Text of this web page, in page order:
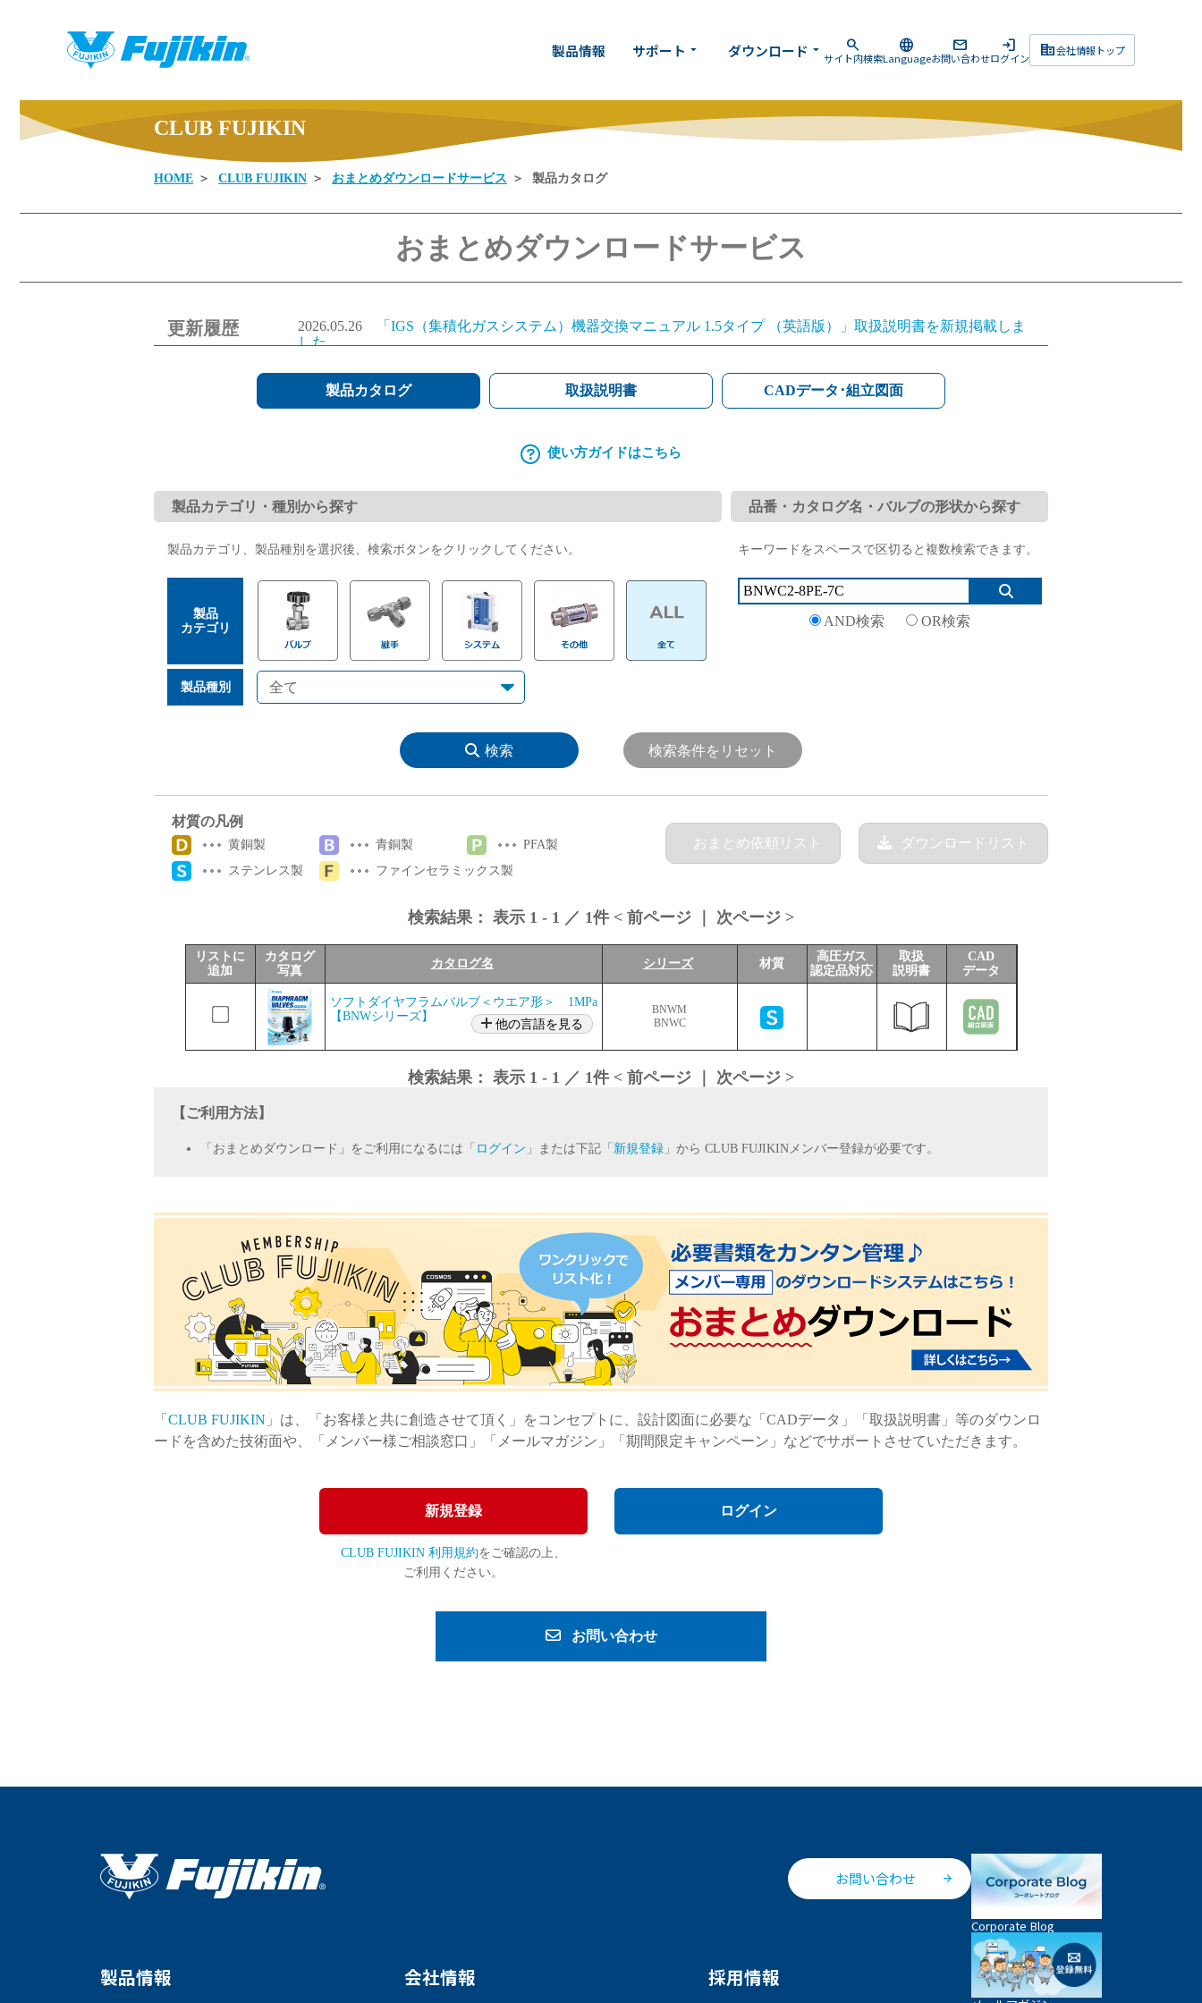
corporate_fare会社情報トップ
search
サイト内検索
language
Language
mail
お問い合わせ
login
ログイン
製品情報 サポート arrow_drop_down ダウンロード arrow_drop_down
製品情報
ダウンロード
サポート
よくあるご質問(FAQ)・用語集
Cv値・流量計算ツール
製品動画一覧
バルブと継手のきほん
説明会・講習会
Corporate Blog
CLUB FUJIKIN
HOME CLUB FUJIKIN おまとめダウンロードサービス 製品カタログ
おまとめダウンロードサービス
更新履歴 2026.05.26
「IGS（集積化ガスシステム）機器交換マニュアル 1.5タイプ （英語版）」取扱説明書を新規掲載しま
した。
ました。
2026.05.26「IGS（集積化ガスシステム）機器交換マニュアル 1.5タイプ （日本語版）」取扱説明書を更新しまし
た。
製品カタログ 取扱説明書 CADデータ･組立図面
使い方ガイドはこちら
製品カテゴリ・種別から探す
製品カテゴリ、製品種別を選択後、検索ボタンをクリックしてください。
製品
カテゴリ
製品種別
品番・カタログ名・バルブの形状から探す
キーワードをスペースで区切ると複数検索できます。
AND検索 OR検索
検索 検索条件をリセット
材質の凡例
黄銅製 青銅製
PFA製
ステンレス製
ファインセラミックス製
おまとめ依頼リスト ダウンロードリスト
検索結果： 表示 1 - 1 ／ 1件 < 前ページ 次ページ >
リストに
追加
カタログ
写真
カタログ名 シリーズ 材質
高圧ガス
認定品対応
取扱
説明書
CAD
データ
ソフトダイヤフラムバルブ＜ウエア形＞ 1MPa
【BNWシリーズ】
他の言語を見る
BNWM
BNWC
検索結果： 表示 1 - 1 ／ 1件 < 前ページ 次ページ >
【ご利用方法】
「おまとめダウンロード」をご利用になるには「 ログイン 」または下記「 新規登録 」から CLUB FUJIKINメンバー登録が必要です。
「 CLUB FUJIKIN 」は、「お客様と共に創造させて頂く」をコンセプトに、設計図面に必要な「CADデータ」「取扱説明書」等のダウンロ
ードを含めた技術面や、「メンバー様ご相談窓口」「メールマガジン」「期間限定キャンペーン」などでサポートさせていただきます。
新規登録
CLUB FUJIKIN 利用規約をご確認の上、
ご利用ください。
ログイン
お問い合わせ
お問い合わせ
製品情報 会社情報 採用情報
Corporate Blog